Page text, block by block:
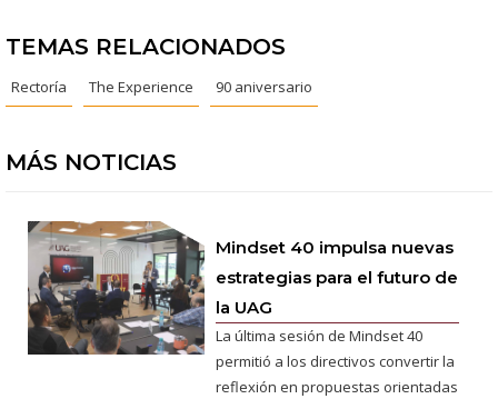
TEMAS RELACIONADOS
Rectoría The Experience 90 aniversario
MÁS NOTICIAS
Mindset 40 impulsa nuevas
estrategias para el futuro de
la UAG
La última sesión de Mindset 40
permitió a los directivos convertir la
reflexión en propuestas orientadas